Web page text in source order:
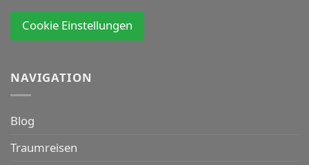
Cookie Einstellungen
NAVIGATION
Blog
Traumreisen